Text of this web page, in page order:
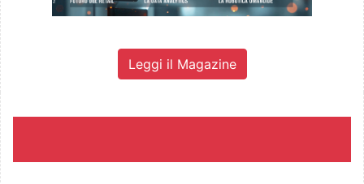
Leggi il Magazine